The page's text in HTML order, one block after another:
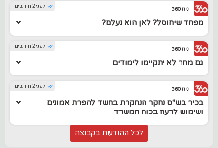
לפני 2 חודשים ניוז 360
מפחד שיחוסל? לאן הוא נעלם?
לפני 2 חודשים ניוז 360
גם מחר לא יתקיימו לימודים
לפני 2 חודשים ניוז 360
בכיר בש"ס נחקר הנחקרת בחשד להפרת אמונים
ושימוש לרעה בכוח המשרד
לכל ההודעות בקבוצה